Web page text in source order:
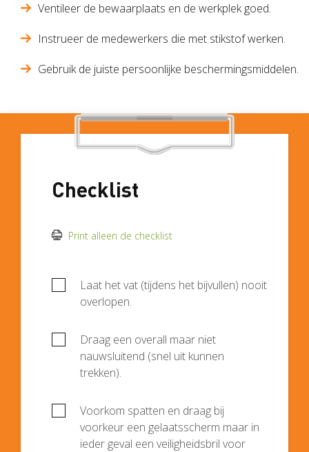
Ventileer de bewaarplaats en de werkplek goed.
Instrueer de medewerkers die met stikstof werken.
Gebruik de juiste persoonlijke beschermingsmiddelen.
Checklist
Print alleen de checklist
Laat het vat (tijdens het bijvullen) nooit
overlopen.
Draag een overall maar niet
nauwsluitend (snel uit kunnen
trekken).
Voorkom spatten en draag bij
voorkeur een gelaatsscherm maar in
ieder geval een veiligheidsbril voor